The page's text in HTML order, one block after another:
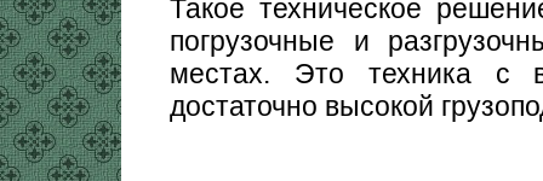
Такое техническое
погрузочные и
местах. Это техника с
достаточно высокой